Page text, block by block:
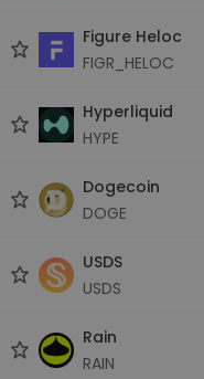
Figure Heloc
FIGR_HELOC
Hyperliquid
HYPE
Dogecoin
DOGE
USDS
USDS
Rain
RAIN